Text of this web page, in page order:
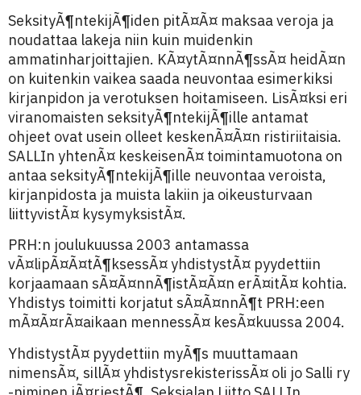
SeksityÃ¶ntekijÃ¶iden pitÃ¤Ã¤ maksaa veroja ja
noudattaa lakeja niin kuin muidenkin
ammatinharjoittajien. KÃ¤ytÃ¤nnÃ¶ssÃ¤ heidÃ¤n
on kuitenkin vaikea saada neuvontaa esimerkiksi
kirjanpidon ja verotuksen hoitamiseen. LisÃ¤ksi eri
viranomaisten seksityÃ¶ntekijÃ¶ille antamat
ohjeet ovat usein olleet keskenÃ¤Ã¤n ristiriitaisia.
SALLIn yhtenÃ¤ keskeisenÃ¤ toimintamuotona on
antaa seksityÃ¶ntekijÃ¶ille neuvontaa veroista,
kirjanpidosta ja muista lakiin ja oikeusturvaan
liittyvistÃ¤ kysymyksistÃ¤.
PRH:n joulukuussa 2003 antamassa
vÃ¤lipÃ¤Ã¤tÃ¶ksessÃ¤ yhdistystÃ¤ pyydettiin
korjaamaan sÃ¤Ã¤nnÃ¶istÃ¤Ã¤n erÃ¤itÃ¤ kohtia.
Yhdistys toimitti korjatut sÃ¤Ã¤nnÃ¶t PRH:een
mÃ¤Ã¤rÃ¤aikaan mennessÃ¤ kesÃ¤kuussa 2004.
YhdistystÃ¤ pyydettiin myÃ¶s muuttamaan
nimensÃ¤, sillÃ¤ yhdistysrekisterissÃ¤ oli jo Salli ry